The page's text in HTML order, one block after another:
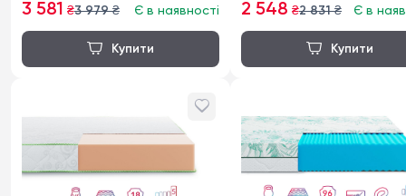
3 581 ₴3 979₴ Є в наявності 2 548 ₴2 831₴ Є в